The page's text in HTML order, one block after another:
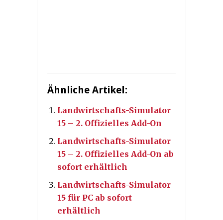
Ähnliche Artikel:
Landwirtschafts-Simulator
15 – 2. Offizielles Add-On
Landwirtschafts-Simulator
15 – 2. Offizielles Add-On ab
sofort erhältlich
Landwirtschafts-Simulator
15 für PC ab sofort
erhältlich